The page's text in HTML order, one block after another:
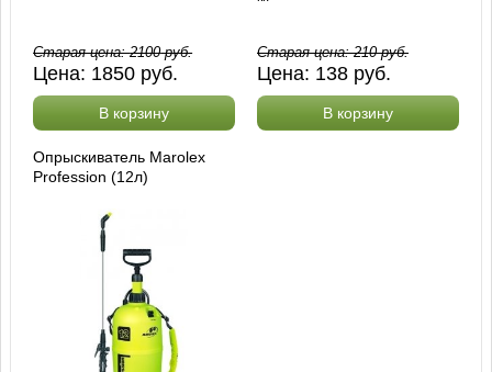
Старая цена:2100руб.
Цена: 1850 руб.
В корзину
Старая цена:210руб.
Цена: 138 руб.
В корзину
Опрыскиватель Marolex
Profession (12л)